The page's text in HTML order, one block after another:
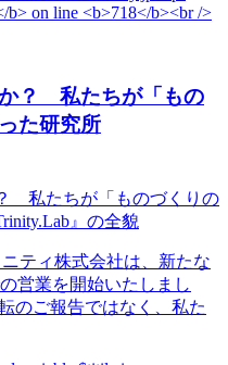
？ 私たちが「もの
た研究所
ティ株式会社は、新たな
営業を開始いたしまし
のご報告ではなく、私た